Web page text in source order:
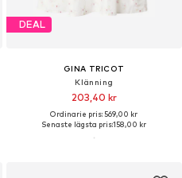
DEAL
GINA TRICOT
Klänning
203,40 kr
Ordinarie pris: 569,00 kr
Senaste lägsta pris:158,00 kr